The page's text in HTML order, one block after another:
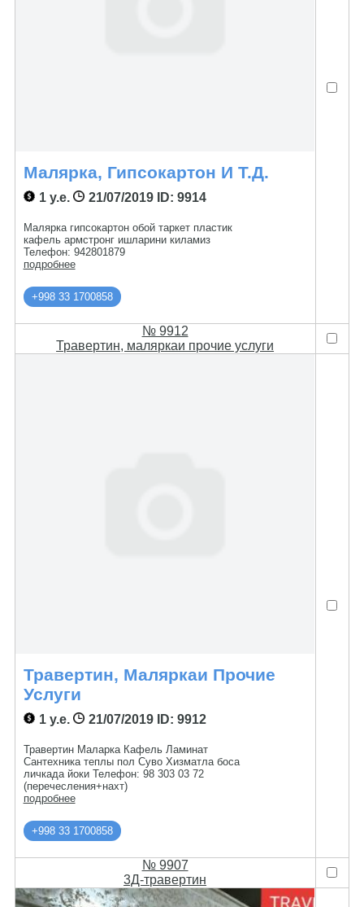
Малярка, Гипсокартон И Т.д.
1 у.е. 21/07/2019ID: 9914
Малярка гипсокартон обой таркет пластик
кафель армстронг ишларини киламиз
Телефон: 942801879
подробнее
+998 33 1700858
№ 9912
Травертин, маляркаи прочие услуги
Травертин, Маляркаи Прочие
Услуги
1 у.е. 21/07/2019ID: 9912
Травертин Маларка Кафель Ламинат
Сантехника теплы пол Суво Хизматла боса
личкада йоки Телефон: 98 303 03 72
(перечесления+нахт)
подробнее
+998 33 1700858
№ 9907
3Д-травертин